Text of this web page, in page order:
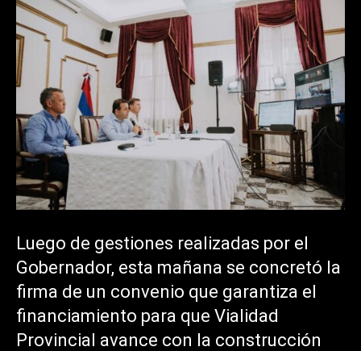
Luego de gestiones realizadas por el
Gobernador, esta mañana se concretó la
firma de un convenio que garantiza el
financiamiento para que Vialidad
Provincial avance con la construcción